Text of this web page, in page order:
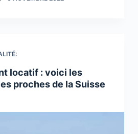
locatif : voici les
proches de la Suisse